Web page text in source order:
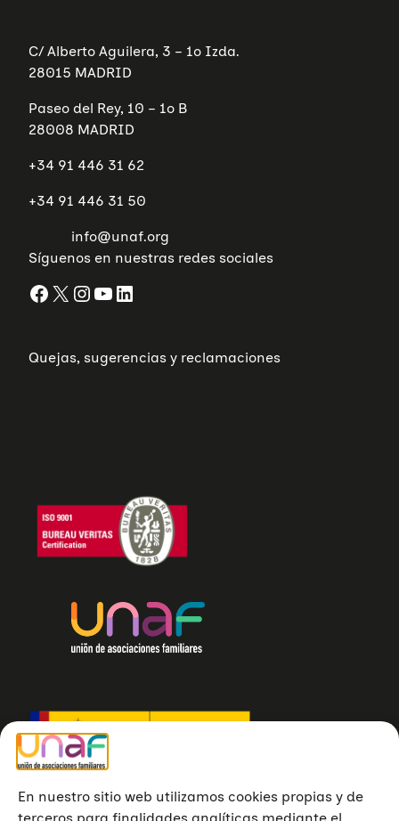
En nuestro sitio web utilizamos cookies propias y de
C/ Alberto Aguilera, 3 – 1º Izda.
28015 MADRID
Paseo del Rey, 10 – 1º B
28008 MADRID
+34 91 446 31 62
+34 91 446 31 50
info@unaf.org
Síguenos en nuestras redes sociales
Facebook X InstagramYouTube LinkedIn
Quejas, sugerencias y reclamaciones